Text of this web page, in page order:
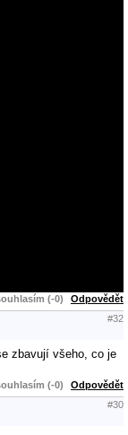
(-0) Odpovědět
#32
zbavují všeho, co je
(-0) Odpovědět
#30